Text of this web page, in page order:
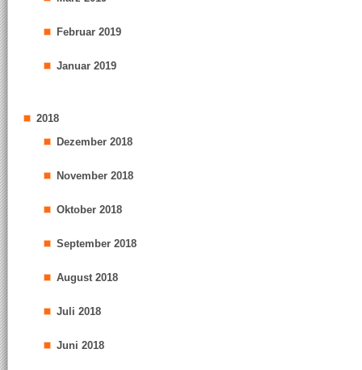
Februar 2019
Januar 2019
2018
Dezember 2018
November 2018
Oktober 2018
September 2018
August 2018
Juli 2018
Juni 2018